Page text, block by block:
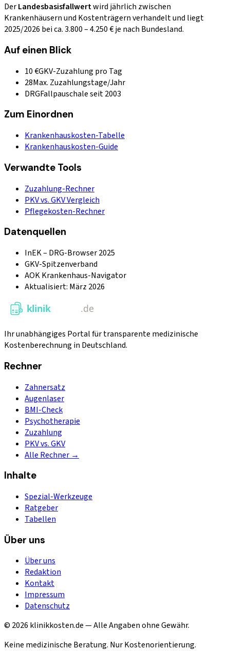
DerLandesbasisfallwertwird jährlich zwischen
Krankenhäusern und Kostenträgern verhandelt und liegt
2025/2026 bei ca. 3.800 – 4.250 € je nach Bundesland.
Auf einen Blick
10 €GKV-Zuzahlung pro Tag
28Max. Zuzahlungstage/Jahr
DRGFallpauschale seit 2003
Zum Einordnen
Krankenhauskosten-Tabelle
Krankenhauskosten-Guide
Verwandte Tools
Zuzahlung-Rechner
PKV vs. GKV Vergleich
Pflegekosten-Rechner
Datenquellen
InEK – DRG-Browser 2025
GKV-Spitzenverband
AOK Krankenhaus-Navigator
Aktualisiert: März 2026
Ihr unabhängiges Portal für transparente medizinische
Kostenberechnung in Deutschland.
Rechner
Zahnersatz
Augenlaser
BMI-Check
Psychotherapie
Zuzahlung
PKV vs. GKV
Alle Rechner →
Inhalte
Spezial-Werkzeuge
Ratgeber
Tabellen
Über uns
Über uns
Redaktion
Kontakt
Impressum
Datenschutz
© 2026 klinikkosten.de — Alle Angaben ohne Gewähr.
Keine medizinische Beratung. Nur Kostenorientierung.